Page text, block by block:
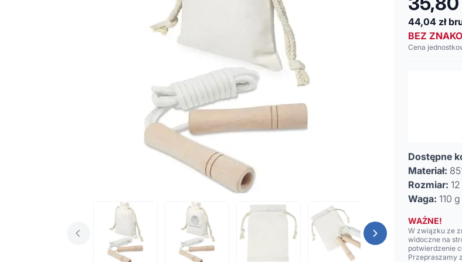
44,04 zł
BEZ
Cena
Dostępne
Materiał:
Rozmiar:
Waga: 110 g
WAŻNE!
W związku ze
widoczne na
potwierdzenie
Przepraszamy